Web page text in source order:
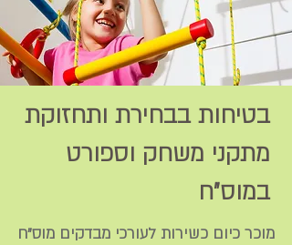
בטיחות בבחירת ותחזוקת
מתקני משחק וספורט
במוס"ח
מוכר כיום כשירות לעורכי מבדקים מוס"ח